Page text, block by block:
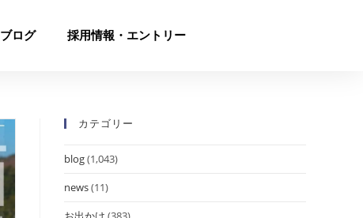
ブログ 採用情報・エントリー
カテゴリー
blog(1,043)
news(11)